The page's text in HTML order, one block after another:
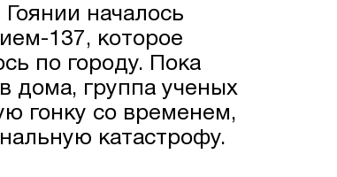
началось
137, которое
по городу. Пока
дома, группа ученых
гонку со временем,
катастрофу.